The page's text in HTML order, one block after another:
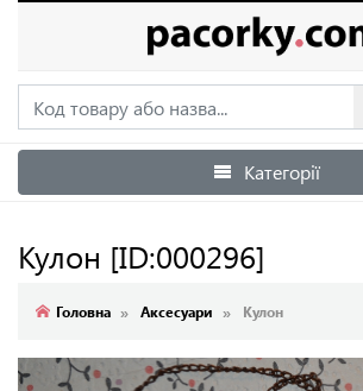
Увійти
Категорії
Кулон [ID:000296]
Головна Аксесуари Кулон